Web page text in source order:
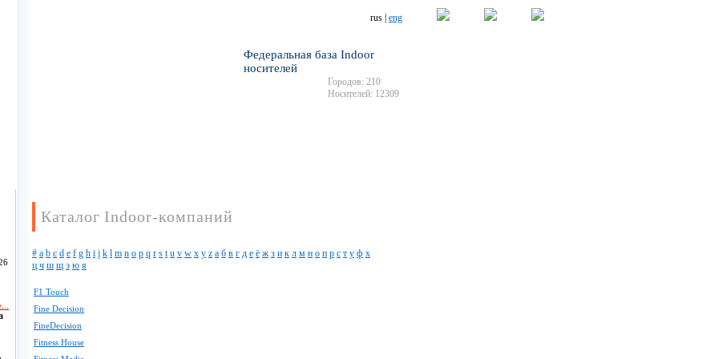
rus | eng
Федеральная база Indoor
носителей
Городов: 210
Носителей: 12309
Каталог Indoor-компаний
# a b c d e f g h i j k l m n o p q r s t u v w x y z а б в г д е ё ж з и к л м н о п р с т у ф х
ц ч ш щ э ю я
F1 Touch
Fine Decision
FineDecision
Fitness House